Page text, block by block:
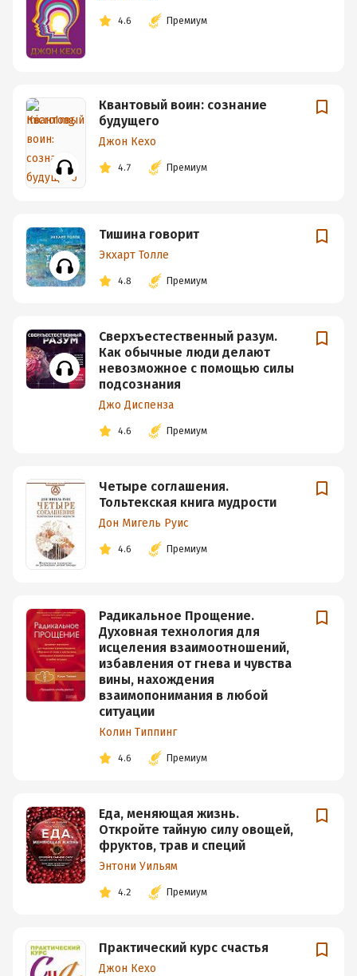
4.6 Премиум
Квантовый воин: сознание
будущего
Джон Кехо
4.7 Премиум
Тишина говорит
Экхарт Толле
4.8 Премиум
Сверхъестественный разум.
Как обычные люди делают
невозможное с помощью силы
подсознания
Джо Диспенза
4.6 Премиум
Четыре соглашения.
Тольтекская книга мудрости
Дон Мигель Руис
4.6 Премиум
Радикальное Прощение.
Духовная технология для
исцеления взаимоотношений,
избавления от гнева и чувства
вины, нахождения
взаимопонимания в любой
ситуации
Колин Типпинг
4.6 Премиум
Еда, меняющая жизнь.
Откройте тайную силу овощей,
фруктов, трав и специй
Энтони Уильям
4.2 Премиум
Практический курс счастья
Джон Кехо